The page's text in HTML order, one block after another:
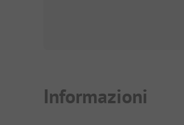
Informazioni